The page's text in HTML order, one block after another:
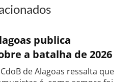
publica
a batalha de 2026
de Alagoas ressalta que